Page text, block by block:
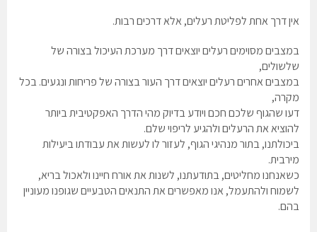
אין דרך אחת לפליטת רעלים, אלא דרכים רבות.
במצבים מסוימים רעלים יוצאים דרך מערכת העיכול בצורה של
שלשולים,
במצבים אחרים רעלים יוצאים דרך העור בצורה של פריחות ונגעים. בכל
מקרה,
דעו שהגוף שלכם חכם ויודע בדיוק מהי הדרך האפקטיבית ביותר
להוציא את הרעלים ולהגיע לריפוי שלם.
ביכולתנו, בתור מנהיגי הגוף, לעזור לו לעשות את עבודתו ביעילות
מירבית.
כשאנחנו מחליטים, בתודעתנו, לשנות את אורח חיינו ולאכול בריא,
לשמוח ולהתעמל, אנו מאפשרים את התנאים הטבעיים שגופנו מעוניין
בהם.